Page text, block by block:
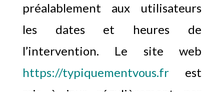
préalablement aux utilisateurs
les dates et heures de
l’intervention. Le site web
https://typiquementvous.frest